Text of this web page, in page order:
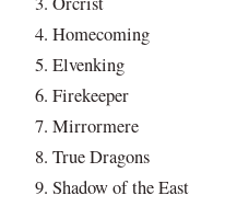
Homecoming
Elvenking
Firekeeper
Mirrormere
True Dragons
Shadow of the East